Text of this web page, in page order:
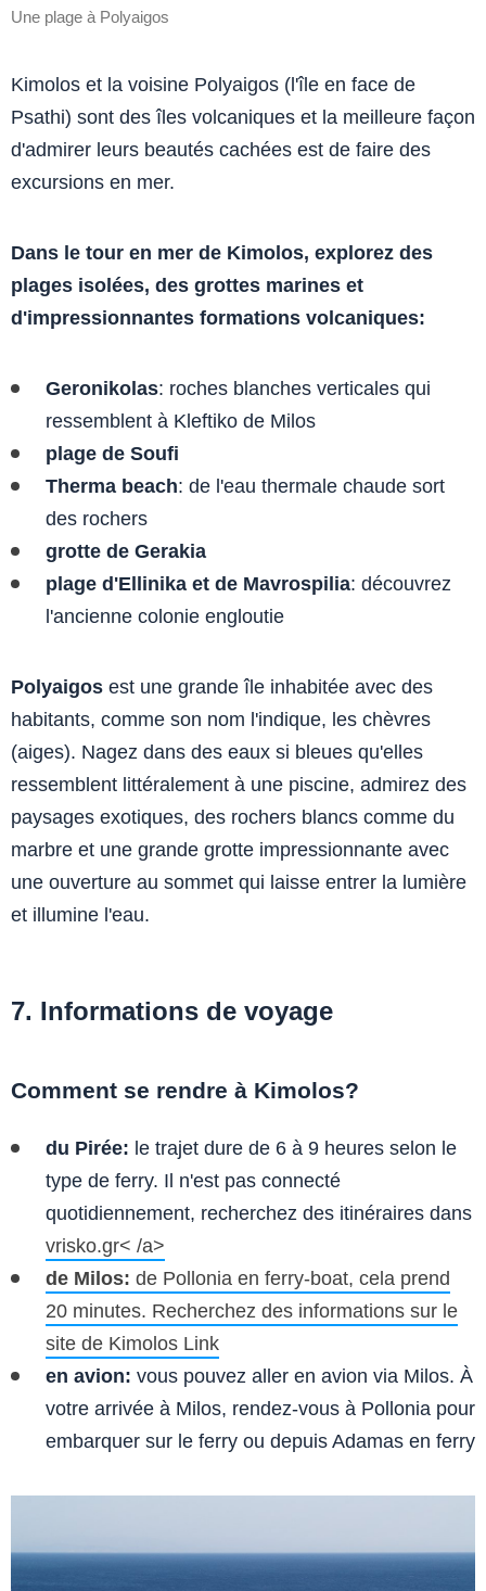
Une plage à Polyaigos
Kimolos et la voisine Polyaigos (l'île en face de
Psathi) sont des îles volcaniques et la meilleure façon
d'admirer leurs beautés cachées est de faire des
excursions en mer.
Dans le tour en mer de Kimolos, explorez des
plages isolées, des grottes marines et
d'impressionnantes formations volcaniques:
Geronikolas: roches blanches verticales qui
ressemblent à Kleftiko de Milos
plage de Soufi
Therma beach: de l'eau thermale chaude sort
des rochers
grotte de Gerakia
plage d'Ellinika et de Mavrospilia: découvrez
l'ancienne colonie engloutie
Polyaigos est une grande île inhabitée avec des
habitants, comme son nom l'indique, les chèvres
(aiges). Nagez dans des eaux si bleues qu'elles
ressemblent littéralement à une piscine, admirez des
paysages exotiques, des rochers blancs comme du
marbre et une grande grotte impressionnante avec
une ouverture au sommet qui laisse entrer la lumière
et illumine l'eau.
7. Informations de voyage
Comment se rendre à Kimolos?
du Pirée: le trajet dure de 6 à 9 heures selon le
type de ferry. Il n'est pas connecté
quotidiennement, recherchez des itinéraires dans
vrisko.gr< /a>
de Milos: de Pollonia en ferry-boat, cela prend
20 minutes. Recherchez des informations sur le
site de Kimolos Link
en avion: vous pouvez aller en avion via Milos. À
votre arrivée à Milos, rendez-vous à Pollonia pour
embarquer sur le ferry ou depuis Adamas en ferry